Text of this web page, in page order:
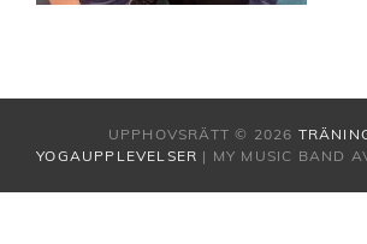
UPPHOVSRÄTT © 2026
YOGAUPPLEVELSER | MY MUSIC BAND